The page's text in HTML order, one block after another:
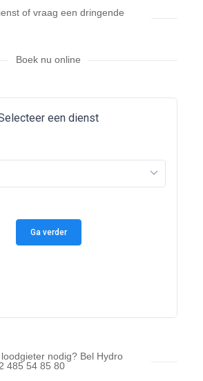
of vraag een dringende
Boek nu online
een dienst
Ga verder
nodig? Bel Hydro
485 54 85 80